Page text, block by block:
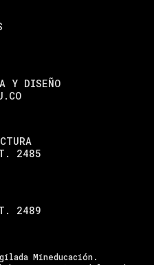
Y DISEÑO
2485
2489
Mineducación.